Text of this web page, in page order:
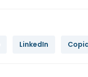
LinkedIn